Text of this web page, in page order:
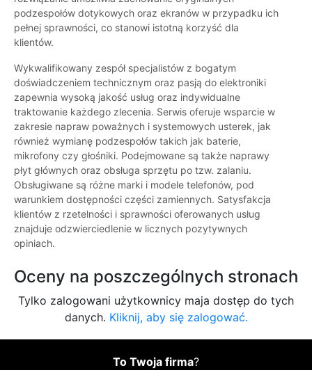
podzespołów dotykowych oraz ekranów w przypadku ich
pełnej sprawności, co stanowi istotną korzyść dla
klientów.
Wykwalifikowany zespół specjalistów z bogatym
doświadczeniem technicznym oraz pasją do elektroniki
zapewnia wysoką jakość usług oraz indywidualne
traktowanie każdego zlecenia. Serwis oferuje wsparcie w
zakresie napraw poważnych i systemowych usterek, jak
również wymianę podzespołów takich jak baterie,
mikrofony czy głośniki. Podejmowane są także naprawy
płyt głównych oraz obsługa sprzętu po tzw. zalaniu.
Obsługiwane są różne marki i modele telefonów, pod
warunkiem dostępności części zamiennych. Satysfakcja
klientów z rzetelności i sprawności oferowanych usług
znajduje odzwierciedlenie w licznych pozytywnych
opiniach.
Oceny na poszczególnych stronach
Tylko zalogowani użytkownicy maja dostęp do tych
danych. Kliknij, aby się zalogować.
To Twoja firma?